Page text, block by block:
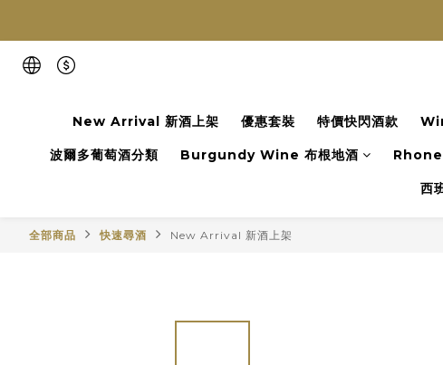
New Arrival 新酒上架 優惠套裝 特價快閃酒款
波爾多葡萄酒分類 Burgundy Wine 布根地酒 Rhone
西
全部商品 快速尋酒 New Arrival 新酒上架